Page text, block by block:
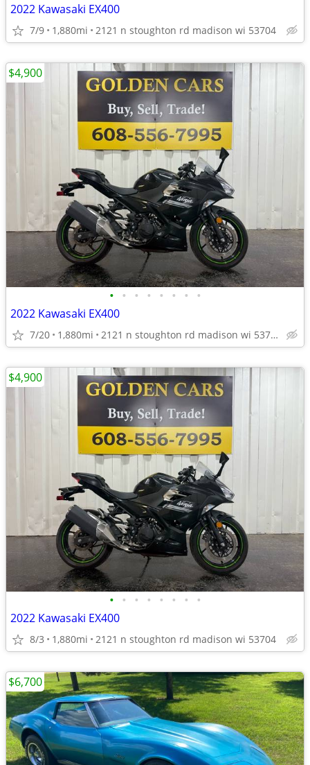
2022 Kawasaki EX400
7/9 1,880mi 2121 n stoughton rd madison wi 53704
• • • • • • • •
2022 Kawasaki EX400
7/20 1,880mi 2121 n stoughton rd madison wi 53704
$4,900
• • • • • • • •
2022 Kawasaki EX400
8/3 1,880mi 2121 n stoughton rd madison wi 53704
$4,900
$6,700